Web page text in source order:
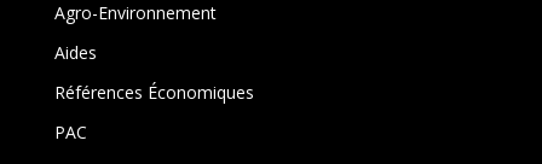
Agro-Environnement
Aides
Références Économiques
PAC